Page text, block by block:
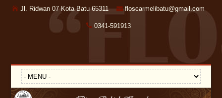
Jl. Ridwan 07 Kota Batu 65311 floscarmelibatu@gmail.com
0341-591913